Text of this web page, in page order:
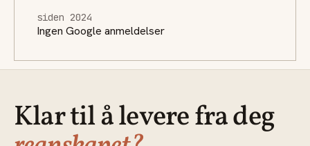
siden 2024
Ingen Google anmeldelser
Klar til å levere fra deg